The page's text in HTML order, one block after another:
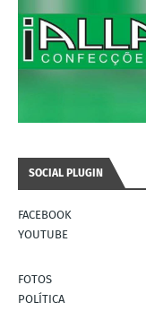
SOCIAL PLUGIN
FACEBOOK
YOUTUBE
FOTOS
POLÍTICA